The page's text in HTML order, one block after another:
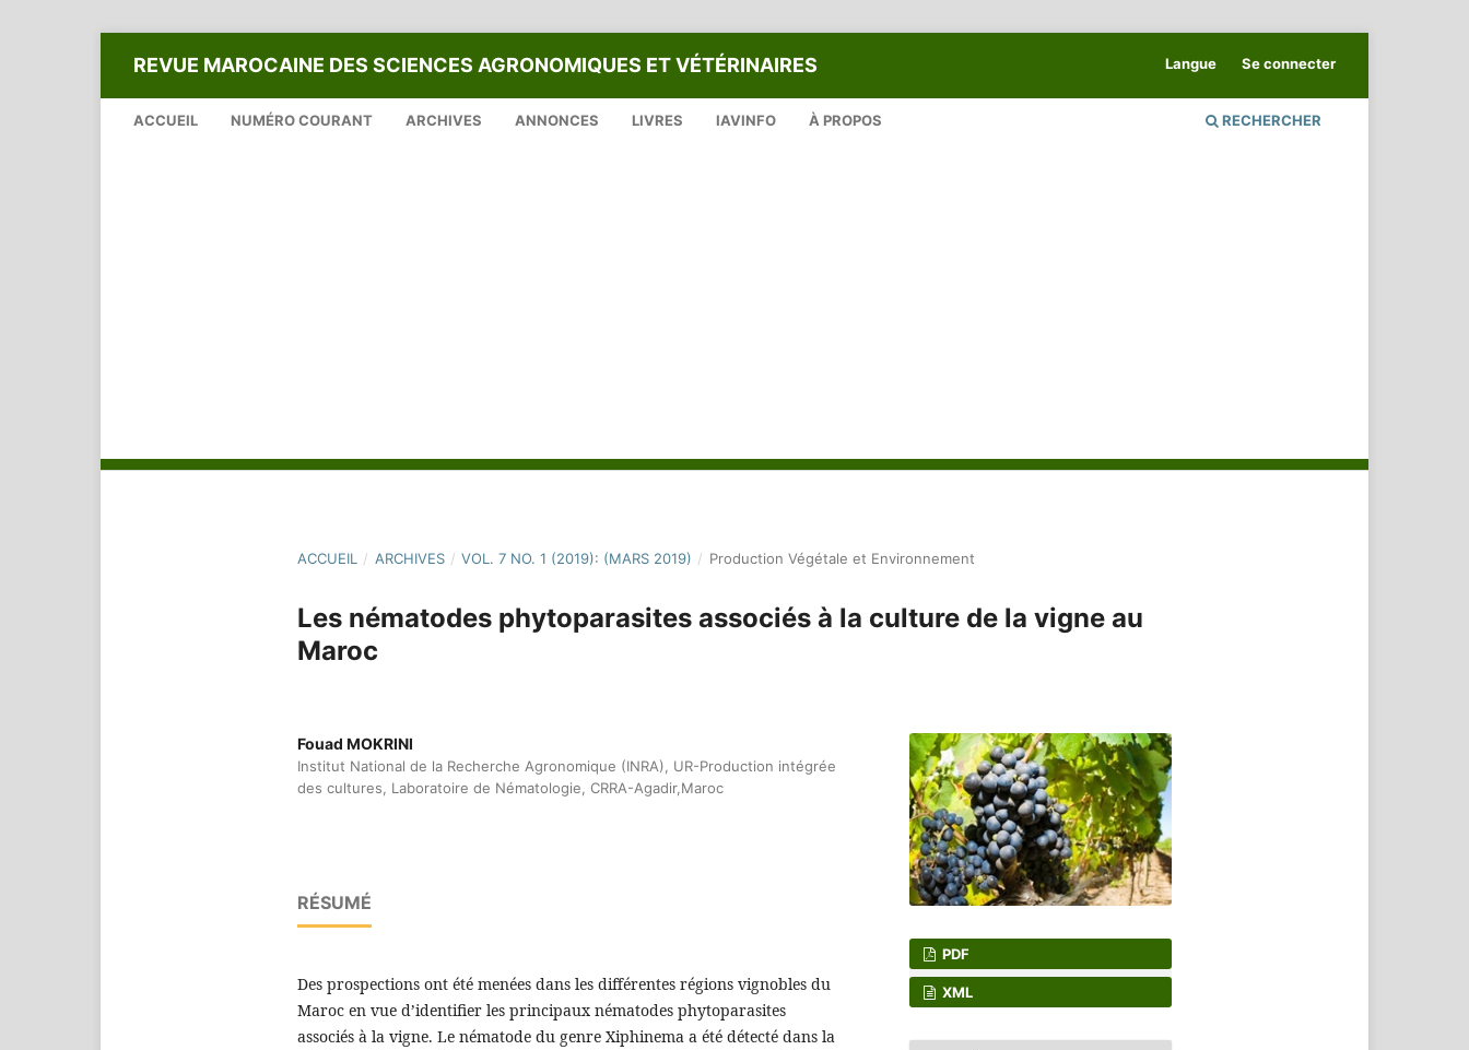
REVUE MAROCAINE DES SCIENCES AGRONOMIQUES ET VÉTÉRINAIRES
ACCUEIL NUMÉRO COURANT ARCHIVES ANNONCES LIVRES IAVINFO À PROPOS RECHERCHER
Langue Se connecter
ACCUEIL / ARCHIVES / VOL. 7 NO. 1 (2019): (MARS 2019) / Production Végétale et Environnement
Les nématodes phytoparasites associés à la culture de la vigne au
Maroc
Fouad MOKRINI
Institut National de la Recherche Agronomique (INRA), UR-Production intégrée
des cultures, Laboratoire de Nématologie, CRRA-Agadir,Maroc
RÉSUMÉ
Des prospections ont été menées dans les différentes régions vignobles du
Maroc en vue d’identifier les principaux nématodes phytoparasites
associés à la vigne. Le nématode du genre Xiphinema a été détecté dans la
PDF
XML